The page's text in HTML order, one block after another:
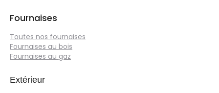
Fournaises
Toutes nos fournaises
Fournaises au bois
Fournaises au gaz
Extérieur